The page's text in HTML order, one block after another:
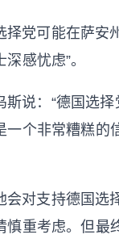
择党可能在萨
深感忧虑”。
斯说：“德国选
一个非常糟糕
会对支持德国选
慎重考虑。但最